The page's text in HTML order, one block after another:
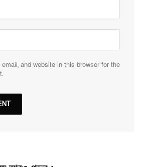
and website in this browser for the